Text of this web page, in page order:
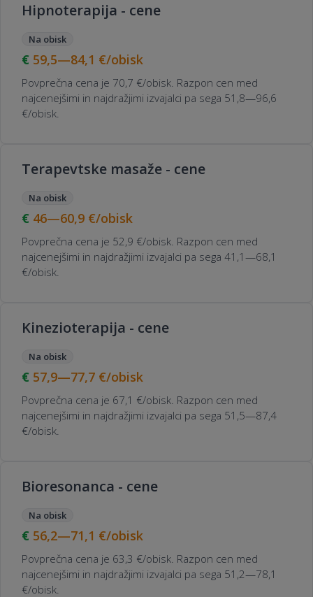
Hipnoterapija - cene
Na obisk
59,5—84,1 €/obisk
Povprečna cena je 70,7 €/obisk. Razpon cen med
najcenejšimi in najdražjimi izvajalci pa sega 51,8—96,6
€/obisk.
Terapevtske masaže - cene
Na obisk
46—60,9 €/obisk
Povprečna cena je 52,9 €/obisk. Razpon cen med
najcenejšimi in najdražjimi izvajalci pa sega 41,1—68,1
€/obisk.
Kinezioterapija - cene
Na obisk
57,9—77,7 €/obisk
Povprečna cena je 67,1 €/obisk. Razpon cen med
najcenejšimi in najdražjimi izvajalci pa sega 51,5—87,4
€/obisk.
Bioresonanca - cene
Na obisk
56,2—71,1 €/obisk
Povprečna cena je 63,3 €/obisk. Razpon cen med
najcenejšimi in najdražjimi izvajalci pa sega 51,2—78,1
€/obisk.